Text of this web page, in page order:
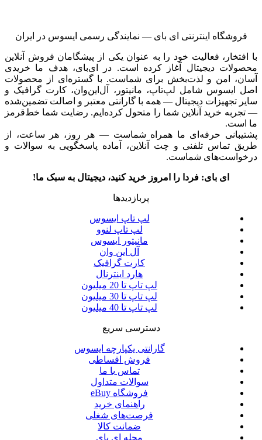
فروشگاه اینترنتی ای‌ بای — نمایندگی رسمی ایسوس در ایران
با افتخار، فعالیت خود را به عنوان یکی از پیشگامان فروش آنلاین
محصولات دیجیتال آغاز کرده است. در ای‌بای، هدف ما خریدی
آسان، امن و لذت‌بخش برای شماست. با گستره‌ای از محصولات
اصل ایسوس شامل لپ‌تاپ، مانیتور، آل‌این‌وان، کارت گرافیک و
سایر تجهیزات دیجیتال — همه با گارانتی معتبر و اصالت تضمین‌شده
— تجربه خرید آنلاین شما را متحول کرده‌ایم. رضایت شما خط‌قرمز
ما است.
پشتیبانی حرفه‌ای ما همراه شماست — هر روز، هر ساعت، از
طریق تماس تلفنی و چت آنلاین، آماده پاسخگویی به سوالات و
درخواست‌های شماست.
ای بای: فردا را امروز خرید کنید، دیجیتال به سبک ما!
پربازدیدها
لپ تاپ ایسوس
لپ تاپ لنوو
مانیتور ایسوس
آل این وان
کارت گرافیک
هارد اینترنال
لپ تاپ تا 20 میلیون
لپ تاپ تا 30 میلیون
لپ تاپ تا 40 میلیون
دسترسی سریع
گارانتی یکپارچه ایسوس
فروش اقساطی
تماس با ما
سوالات متداول
فروشگاه eBuy
راهنمای خرید
فرصت‌های شغلی
ضمانت کالا
مجله ای بای